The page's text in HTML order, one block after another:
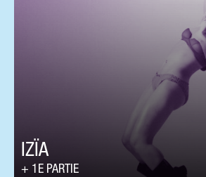
IZÏA
1E PARTIE